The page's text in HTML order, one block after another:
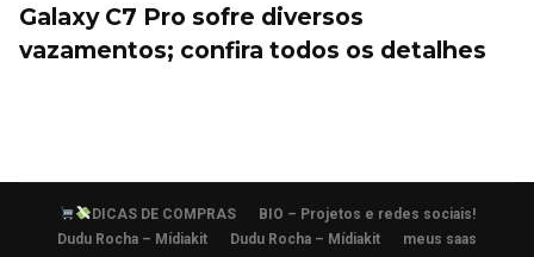
Galaxy C7 Pro sofre diversos
vazamentos; confira todos os detalhes
DICAS DE COMPRAS
BIO – Projetos e redes sociais!
Dudu Rocha – Mídiakit
Dudu Rocha – Mídiakit meus saas